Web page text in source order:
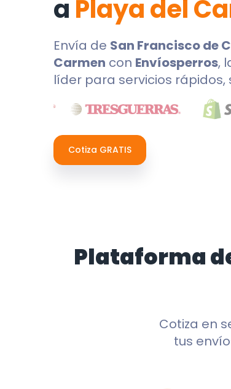
a Playa del
Envía de San Francisco de
Carmen con Envíosperros,
líder para servicios rápidos,
Cotiza GRATIS
Plataforma
Cotiza en
tus